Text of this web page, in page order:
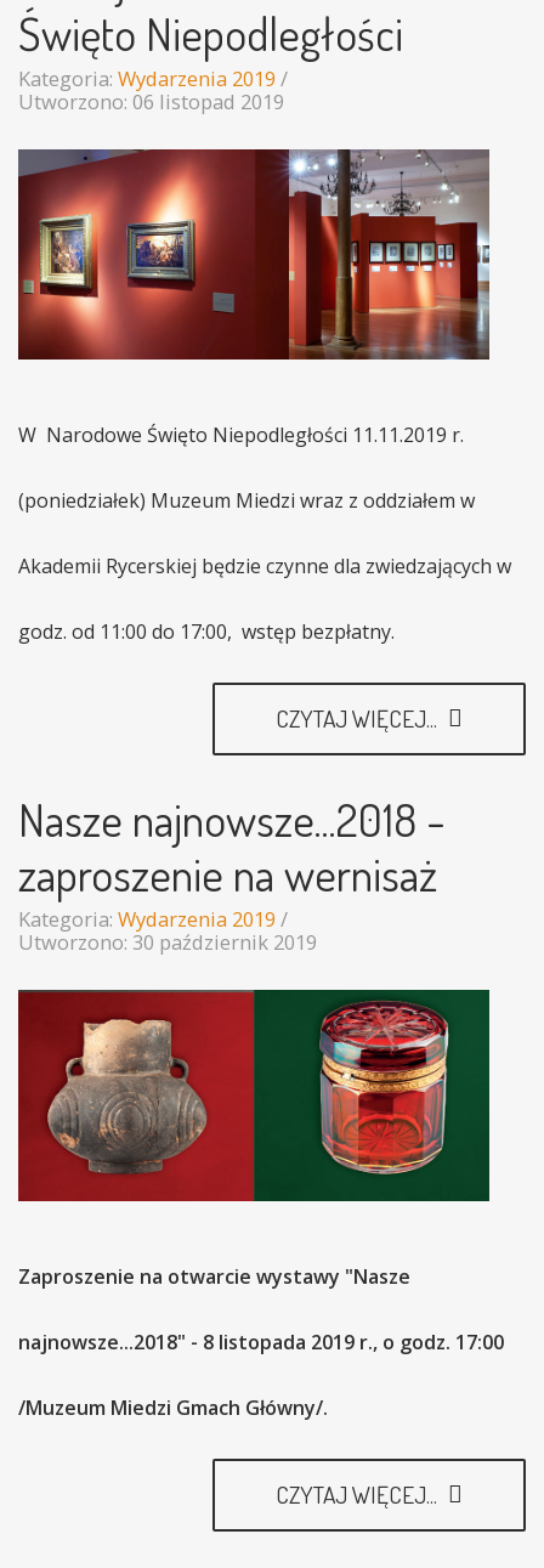
Święto Niepodległości
Kategoria: Wydarzenia 2019
Utworzono: 06 listopad 2019
W Narodowe Święto Niepodległości 11.11.2019 r.
(poniedziałek) Muzeum Miedzi wraz z oddziałem w
Akademii Rycerskiej będzie czynne dla zwiedzających w
godz. od 11:00 do 17:00, wstęp bezpłatny.
CZYTAJ WIĘCEJ...
Nasze najnowsze...2018 -
zaproszenie na wernisaż
Kategoria: Wydarzenia 2019
Utworzono: 30 październik 2019
Zaproszenie na otwarcie wystawy "Nasze
najnowsze...2018" - 8 listopada 2019 r., o godz. 17:00
/Muzeum Miedzi Gmach Główny/.
CZYTAJ WIĘCEJ...